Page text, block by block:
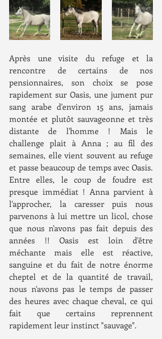
Après une visite du refuge et la
rencontre de certains de nos
pensionnaires, son choix se pose
rapidement sur Oasis, une jument pur
sang arabe d'environ 15 ans, jamais
montée et plutôt sauvageonne et très
distante de l'homme ! Mais le
challenge plait à Anna ; au fil des
semaines, elle vient souvent au refuge
et passe beaucoup de temps avec Oasis.
Entre elles, le coup de foudre est
presque immédiat ! Anna parvient à
l'approcher, la caresser puis nous
parvenons à lui mettre un licol, chose
que nous n'avons pas fait depuis des
années !! Oasis est loin d'être
méchante mais elle est réactive,
sanguine et du fait de notre énorme
cheptel et de la quantité de travail,
nous n'avons pas le temps de passer
des heures avec chaque cheval, ce qui
fait que certains reprennent
rapidement leur instinct "sauvage".